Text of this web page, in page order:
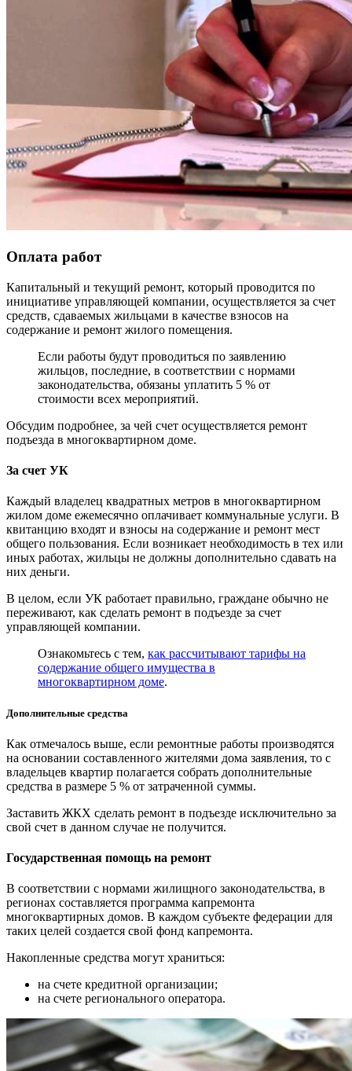
Оплата работ
Капитальный и текущий ремонт, который проводится по
инициативе управляющей компании, осуществляется за счет
средств, сдаваемых жильцами в качестве взносов на
содержание и ремонт жилого помещения.
Если работы будут проводиться по заявлению
жильцов, последние, в соответствии с нормами
законодательства, обязаны уплатить 5 % от
стоимости всех мероприятий.
Обсудим подробнее, за чей счет осуществляется ремонт
подъезда в многоквартирном доме.
За счет УК
Каждый владелец квадратных метров в многоквартирном
жилом доме ежемесячно оплачивает коммунальные услуги. В
квитанцию входят и взносы на содержание и ремонт мест
общего пользования. Если возникает необходимость в тех или
иных работах, жильцы не должны дополнительно сдавать на
них деньги.
В целом, если УК работает правильно, граждане обычно не
переживают, как сделать ремонт в подъезде за счет
управляющей компании.
Ознакомьтесь с тем, как рассчитывают тарифы на
содержание общего имущества в
многоквартирном доме.
Дополнительные средства
Как отмечалось выше, если ремонтные работы производятся
на основании составленного жителями дома заявления, то с
владельцев квартир полагается собрать дополнительные
средства в размере 5 % от затраченной суммы.
Заставить ЖКХ сделать ремонт в подъезде исключительно за
свой счет в данном случае не получится.
Государственная помощь на ремонт
В соответствии с нормами жилищного законодательства, в
регионах составляется программа капремонта
многоквартирных домов. В каждом субъекте федерации для
таких целей создается свой фонд капремонта.
Накопленные средства могут храниться:
на счете кредитной организации;
на счете регионального оператора.